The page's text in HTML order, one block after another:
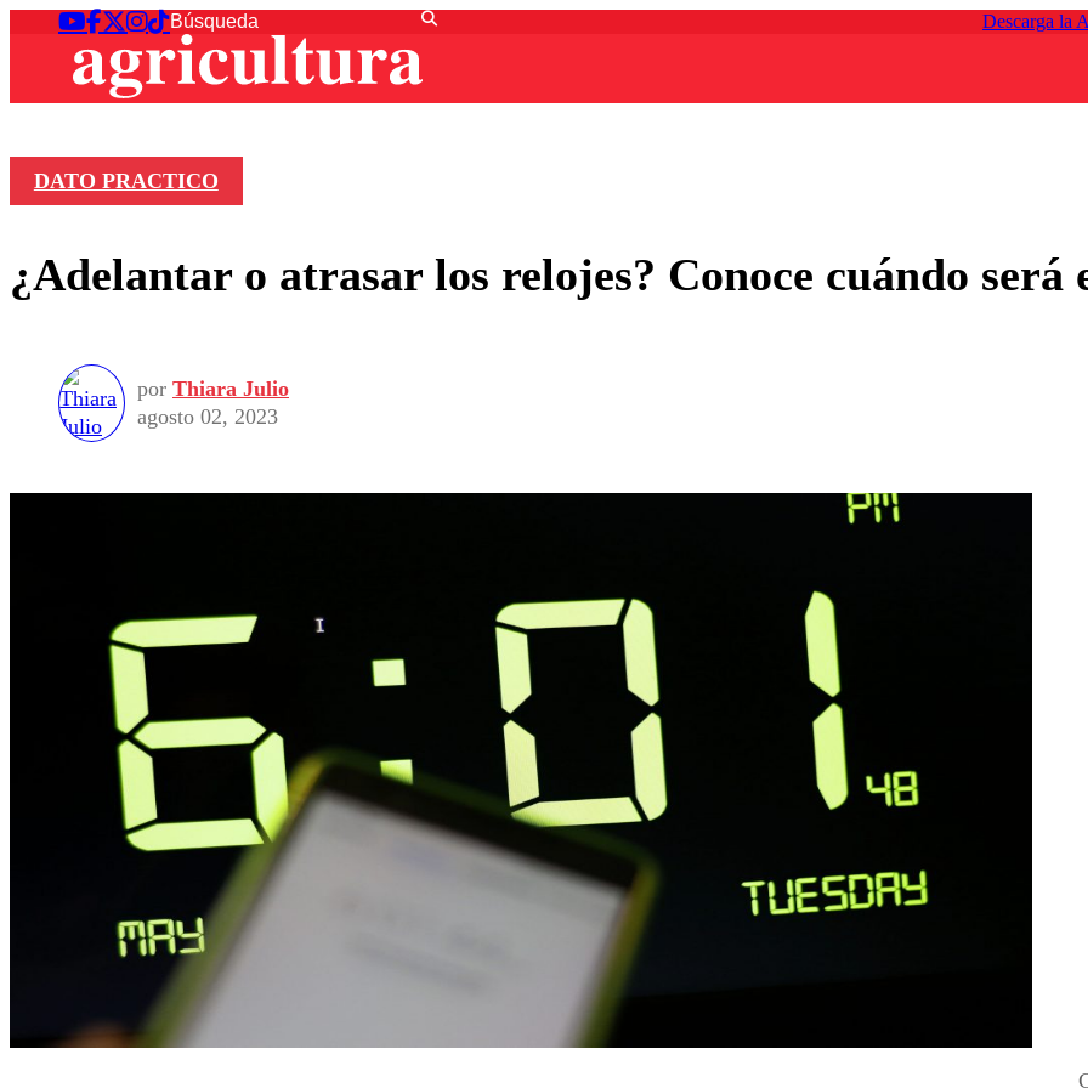
Descarga la
DATO PRACTICO
¿Adelantar o atrasar los relojes? Conoce cuándo
por Thiara Julio
agosto 02, 2023